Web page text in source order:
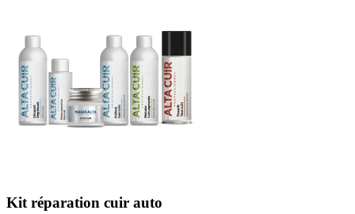
Kit réparation cuir auto